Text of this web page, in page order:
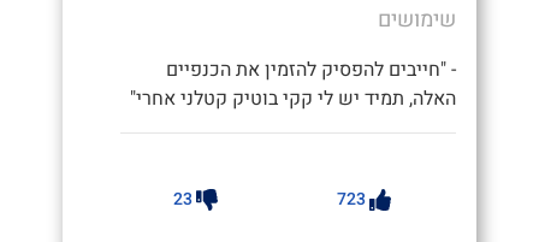
שימושים
- "חייבים להפסיק להזמין את הכנפיים
האלה, תמיד יש לי קקי בוטיק קטלני אחרי"
723
23